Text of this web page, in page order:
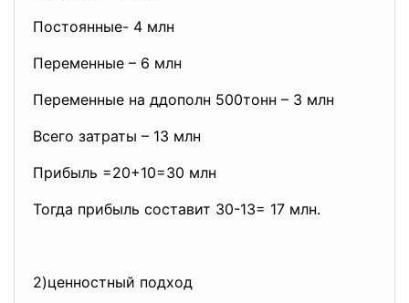
Постоянные- 4 млн
Переменные – 6 млн
Переменные на ддополн 500тонн – 3 млн
Всего затраты – 13 млн
Прибыль =20+10=30 млн
Тогда прибыль составит 30-13= 17 млн.
2)ценностный подход